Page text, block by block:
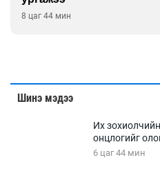
8 цаг 44 мин
Шинэ мэдээ
Их
онцлогийг
6 цаг 44 мин